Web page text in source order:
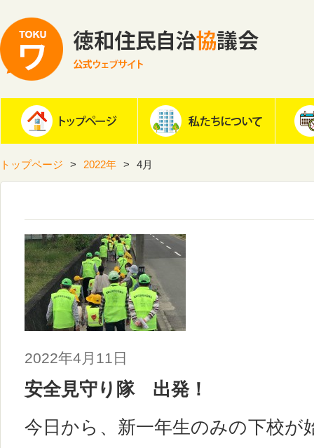
トップページ 2022年 4月
2022年4月11日
安全見守り隊 出発！
今日から、新一年生のみの下校が